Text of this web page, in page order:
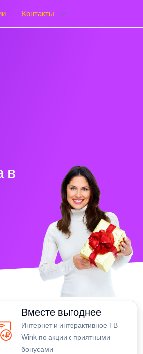
Контакты
в
Вместе выгоднее
Интернет и интерактивное ТВ
Wink по акции с приятными
бонусами